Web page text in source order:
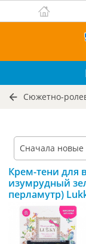
Сюжетно-
Крем-тени для
изумрудный
перламутр)